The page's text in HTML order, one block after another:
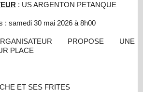
: US ARGENTON PETANQUE
: samedi 30 mai 2026 à 8h00
PROPOSE UNE
PLACE
ET SES FRITES